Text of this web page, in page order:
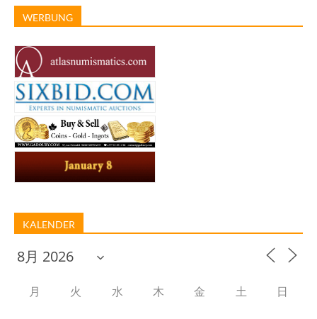
WERBUNG
KALENDER
月 火 水 木 金 土 日